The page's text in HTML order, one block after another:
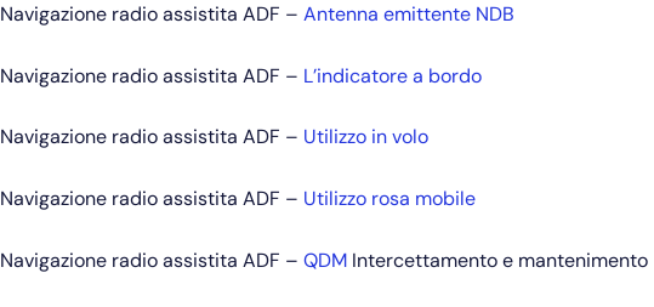
Navigazione radio assistita ADF – Antenna emittente NDB
Navigazione radio assistita ADF – L’indicatore a bordo
Navigazione radio assistita ADF – Utilizzo in volo
Navigazione radio assistita ADF – Utilizzo rosa mobile
Navigazione radio assistita ADF – QDM Intercettamento e mantenimento